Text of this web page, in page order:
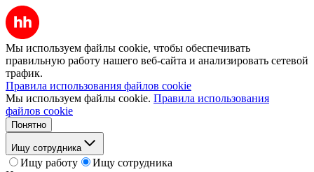
Мы используем файлы cookie, чтобы обеспечивать
правильную работу нашего веб-сайта и анализировать сетевой
трафик.
Правила использования файлов cookie
Мы используем файлы cookie. Правила использования
файлов cookie
Понятно
Ищу сотрудника
Ищу работу
Ищу сотрудника